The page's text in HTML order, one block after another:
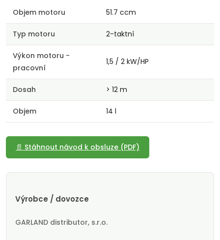
Objem motoru 51.7 ccm
Typ motoru 2-taktní
Výkon motoru -
pracovní
1,5 / 2 kW/HP
Dosah > 12 m
Objem 14 l
📄 Stáhnout návod k obsluze (PDF)
Výrobce / dovozce
GARLAND distributor, s.r.o.